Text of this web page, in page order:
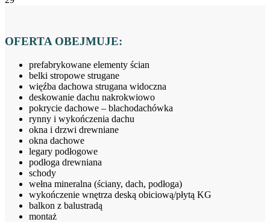
OFERTA OBEJMUJE:
prefabrykowane elementy ścian
belki stropowe strugane
więźba dachowa strugana widoczna
deskowanie dachu nakrokwiowo
pokrycie dachowe – blachodachówka
rynny i wykończenia dachu
okna i drzwi drewniane
okna dachowe
legary podłogowe
podłoga drewniana
schody
wełna mineralna (ściany, dach, podłoga)
wykończenie wnętrza deską obiciową/płytą KG
balkon z balustradą
montaż